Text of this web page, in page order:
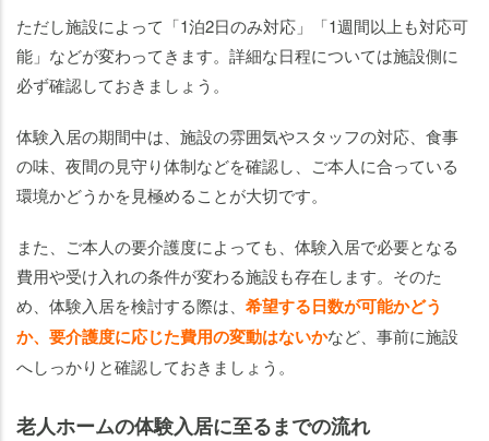
と
め
ただし施設によって「1泊2日のみ対応」「1週間以上も対応可
能」などが変わってきます。詳細な日程については施設側に
必ず確認しておきましょう。
体験入居の期間中は、施設の雰囲気やスタッフの対応、食事
の味、夜間の見守り体制などを確認し、ご本人に合っている
環境かどうかを見極めることが大切です。
また、ご本人の要介護度によっても、体験入居で必要となる
費用や受け入れの条件が変わる施設も存在します。そのた
め、体験入居を検討する際は、 希望する日数が可能かどう
か、要介護度に応じた費用の変動はないかなど、事前に施設
へしっかりと確認しておきましょう。
老人ホームの体験入居に至るまでの流れ